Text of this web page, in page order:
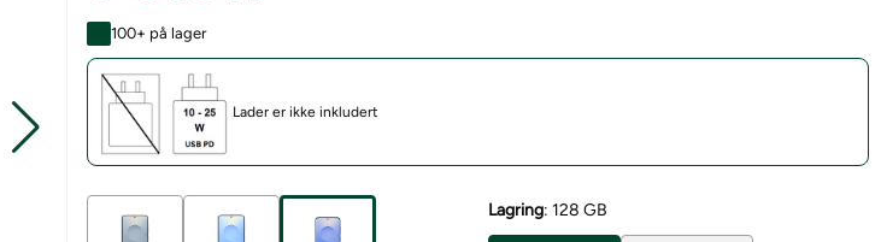
100+ på lager
Lader er ikke inkludert
Lagring: 128 GB